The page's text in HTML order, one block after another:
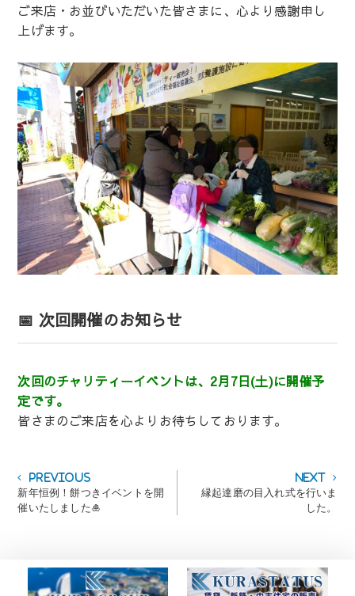
ご来店・お並びいただいた皆さまに、心より感謝申し
上げます。
📅 次回開催のお知らせ
次回のチャリティーイベントは、2月7日(土)に開催予
定です。
皆さまのご来店を心よりお待ちしております。
投
稿
ナ
PreviousPrevious
post:
新年恒例！餅つきイベントを開
催いたしました🎍
Next
post:
縁起達磨の目入れ式を行いま
した。